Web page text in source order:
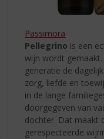
Passimora
Pellegrino is een
wijn wordt
generatie de
zorg, liefde en
in de lange
doorgegeven van
dochter. Dat maakt
gerespecteerde